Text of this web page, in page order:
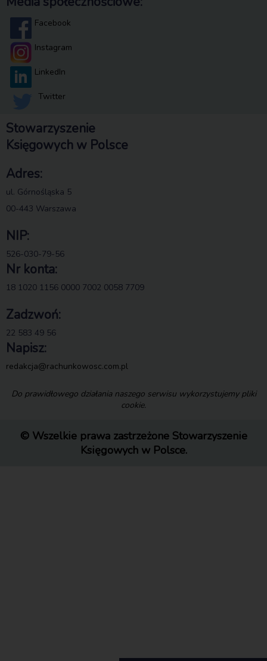
Facebook
Instagram
LinkedIn
Twitter
Stowarzyszenie
Księgowych w Polsce
Adres:
ul. Górnośląska 5
00-443 Warszawa
NIP:
526-030-79-56
Nr konta:
18 1020 1156 0000 7002 0058 7709
Zadzwoń:
22 583 49 56
Napisz:
redakcja@rachunkowosc.com.pl
Do prawidłowego działania naszego serwisu wykorzystujemy pliki
cookie.
© Wszelkie prawa zastrzeżone Stowarzyszenie
Księgowych w Polsce.